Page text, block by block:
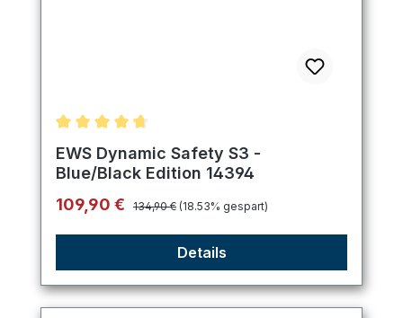
Durchschnittliche Bewertung von 4.75 von 5
EWS Dynamic Safety S3 -
Blue/Black Edition 14394
Verkaufspreis:
109,90 € Regulärer Preis:
134,90 € (18.53% gespart)
Details